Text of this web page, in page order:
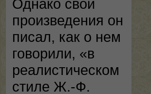
Однако свои
произведения он
писал, как о нем
говорили, «в
реалистическом
стиле Ж.-Ф.